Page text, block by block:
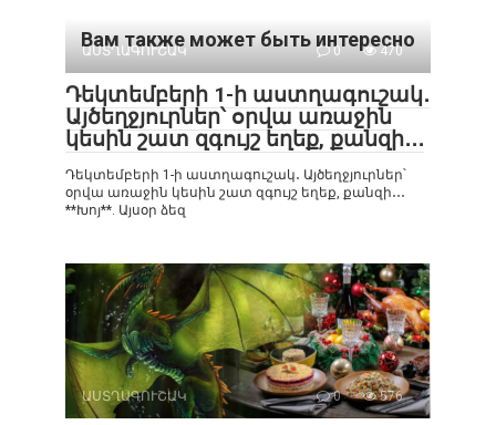
Вам также может быть интересно
ԱՍՏՂԱԳՈՒՇԱԿ 0 470
Դեկտեմբերի 1-ի աստղագուշակ․
Այծեղջյուրներ՝ օրվա առաջին
կեսին շատ զգույշ եղեք, քանզի․․․
Դեկտեմբերի 1-ի աստղագուշակ․ Այծեղջյուրներ՝
օրվա առաջին կեսին շատ զգույշ եղեք, քանզի․․․
**Խոյ**. Այսօր ձեզ
ԱՍՏՂԱԳՈՒՇԱԿ 0 576